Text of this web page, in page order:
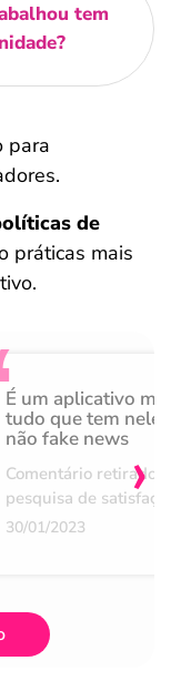
tem
para
de
práticas mais
É um aplicativo
tudo que tem nele
não fake news
Comentário retirado
pesquisa de
30/01/2023
›